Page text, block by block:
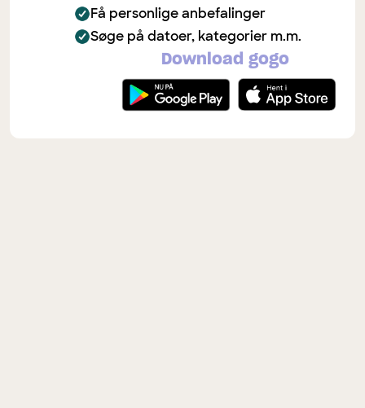
Få personlige anbefalinger
Søge på datoer, kategorier m.m.
Download gogo